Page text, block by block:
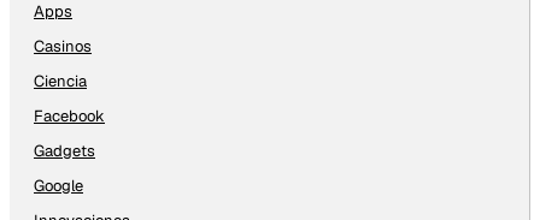
Apps
Casinos
Ciencia
Facebook
Gadgets
Google